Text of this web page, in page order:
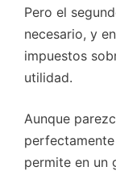
Pero el
necesario, y
impuestos
utilidad.
Aunque
permite en un